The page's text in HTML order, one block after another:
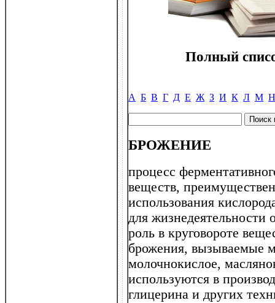
Полный
А Б В Г Д Е Ж З И К Л М Н
БРОЖЕНИЕ
процесс
веществ,
использования
для жизнедеятельности
роль в круговороте
брожения, вызываемые
молочнокислое,
используются в
глицерина и других